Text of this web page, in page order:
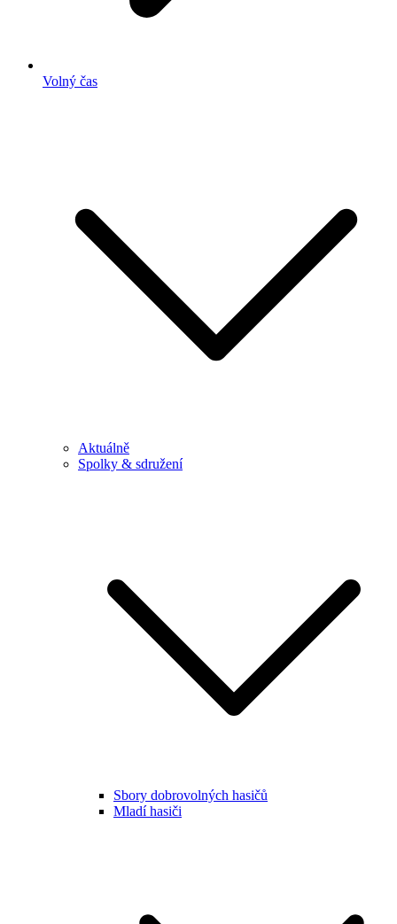
Volný čas
Aktuálně
Spolky & sdružení
Sbory dobrovolných hasičů
Mladí hasiči